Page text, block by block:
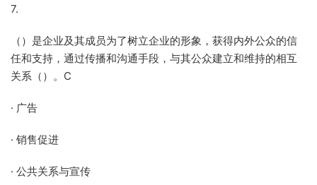
7.
（）是企业及其成员为了树立企业的形象，获得内外公众的信
任和支持，通过传播和沟通手段，与其公众建立和维持的相互
关系（）。C
· 广告
· 销售促进
· 公共关系与宣传